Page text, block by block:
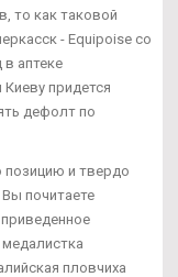
то как таковой
- Equipoise со
в аптеке
придется
дефолт по
и твердо
почитаете
пловчиха